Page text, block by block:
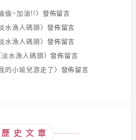
倫~加油!! 〉發佈留言
水漁人碼頭〉發佈留言
水漁人碼頭〉發佈留言
淡水漁人碼頭〉發佈留言
的小瑜兒游走了 〉發佈留言
歷史文章